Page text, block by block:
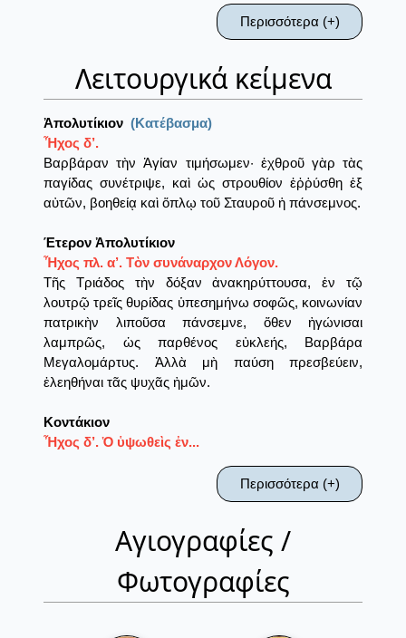
Περισσότερα (+)
Λειτουργικά κείμενα
Ἀπολυτίκιον (Κατέβασμα)
Ἦχος δ’.
Βαρβάραν τὴν Ἁγίαν τιμήσωμεν· ἐχθροῦ γὰρ τὰς
παγίδας συνέτριψε, καὶ ὡς στρουθίον ἐῤῥύσθη ἐξ
αὐτῶν, βοηθείᾳ καὶ ὅπλῳ τοῦ Σταυροῦ ἡ πάνσεμνος.
Έτερον Ἀπολυτίκιον
Ἦχος πλ. α’. Τὸν συνάναρχον Λόγον.
Τῆς Τριάδος τὴν δόξαν ἀνακηρύττουσα, ἐν τῷ
λουτρῷ τρεῖς θυρίδας ὑπεσημήνω σοφῶς, κοινωνίαν
πατρικὴν λιποῦσα πάνσεμνε, ὅθεν ἠγώνισαι
λαμπρῶς, ὡς παρθένος εὐκλεής, Βαρβάρα
Μεγαλομάρτυς. Ἀλλὰ μὴ παύση πρεσβεύειν,
ἐλεηθήναι τᾶς ψυχᾶς ἠμῶν.
Κοντάκιον
Ἦχος δ’. Ὁ ὑψωθεὶς ἐν...
Περισσότερα (+)
Αγιογραφίες /
Φωτογραφίες